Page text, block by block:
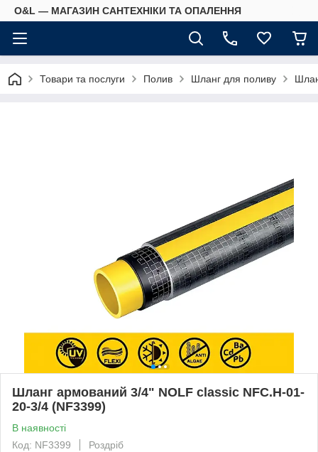
O&L — МАГАЗИН САНТЕХНІКИ ТА ОПАЛЕННЯ
Товари та послуги Полив Шланг для поливу
Шланг армований 3/4" NOLF classic NFC.H-01-
20-3/4 (NF3399)
В наявності
Код: NF3399
Роздріб